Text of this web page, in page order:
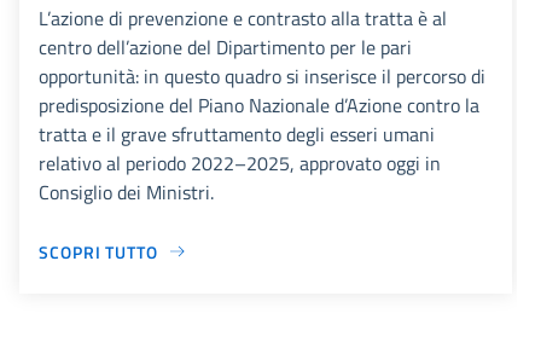
L’azione di prevenzione e contrasto alla tratta è al
centro dell’azione del Dipartimento per le pari
opportunità: in questo quadro si inserisce il percorso di
predisposizione del Piano Nazionale d’Azione contro la
tratta e il grave sfruttamento degli esseri umani
relativo al periodo 2022–2025, approvato oggi in
Consiglio dei Ministri.
SCOPRI TUTTO